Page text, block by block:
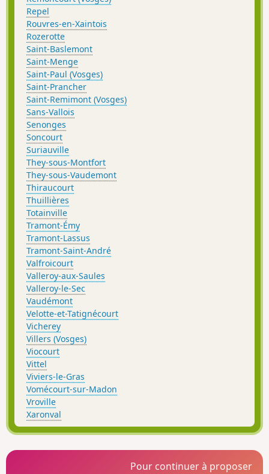
Repel
Rouvres-en-Xaintois
Rozerotte
Saint-Baslemont
Saint-Menge
Saint-Paul (Vosges)
Saint-Prancher
Saint-Remimont (Vosges)
Sans-Vallois
Senonges
Soncourt
Suriauville
They-sous-Montfort
They-sous-Vaudemont
Thiraucourt
Thuillières
Totainville
Tramont-Émy
Tramont-Lassus
Tramont-Saint-André
Valfroicourt
Valleroy-aux-Saules
Valleroy-le-Sec
Vaudémont
Velotte-et-Tatignécourt
Vicherey
Villers (Vosges)
Viocourt
Vittel
Viviers-le-Gras
Vomécourt-sur-Madon
Vroville
Xaronval
Pour continuer à proposer